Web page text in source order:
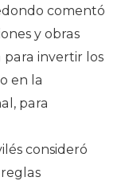
comentó
y obras
para invertir los
en la
para
consideró